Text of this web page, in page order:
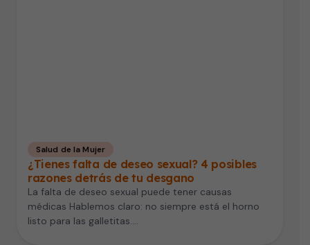
Salud de la Mujer
¿Tienes falta de deseo sexual? 4 posibles
razones detrás de tu desgano
La falta de deseo sexual puede tener causas
médicas Hablemos claro: no siempre está el horno
listo para las galletitas.…